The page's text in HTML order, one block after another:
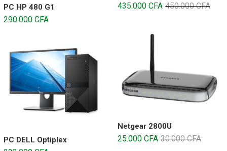
PC HP 480 G1
290.000 CFA
PC DELL Optiplex
450.000CFA
435.000 CFA
Netgear 2800U
30.000CFA
25.000 CFA